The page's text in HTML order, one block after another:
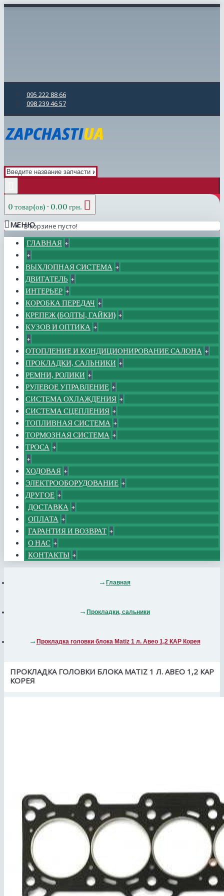
095 222 88 66
098 239 46 57
0 товар(ов) - 0.00 грн.
В корзине пусто!
МЕНЮ
ГЛАВНАЯ +
+
ВЫХЛОПНАЯ СИСТЕМА +
ДВИГАТЕЛЬ +
ИНТЕРЬЕР +
КОРОБКА ПЕРЕДАЧ +
КРЕПЕЖ (БОЛТЫ, ГАЙКИ) +
КУЗОВ И ОПТИКА +
+
ОТОПЛЕНИЕ И КОНДИЦИОНИРОВАНИЕ САЛОНА +
ПРОКЛАДКИ, САЛЬНИКИ +
РЕМНИ, РОЛИКИ +
РУЛЕВОЕ УПРАВЛЕНИЕ +
СИСТЕМА ОХЛАЖДЕНИЯ +
СИСТЕМА СЦЕПЛЕНИЯ +
ТОПЛИВНАЯ СИСТЕМА +
ТОРМОЗНАЯ СИСТЕМА +
ТРОСА +
+
ХОДОВАЯ +
ЭЛЕКТРООБОРУДОВАНИЕ +
ДРУГОЕ +
ДОСТАВКА +
ОПЛАТА +
ГАРАНТИЯ И ВОЗВРАТ +
О НАС +
КОНТАКТЫ +
Главная
Прокладки, сальники
Прокладка головки блока Matiz 1 л. Авео 1,2 КАР Корея
ПРОКЛАДКА ГОЛОВКИ БЛОКА MATIZ 1 Л. АВЕО 1,2 КАР
КОРЕЯ